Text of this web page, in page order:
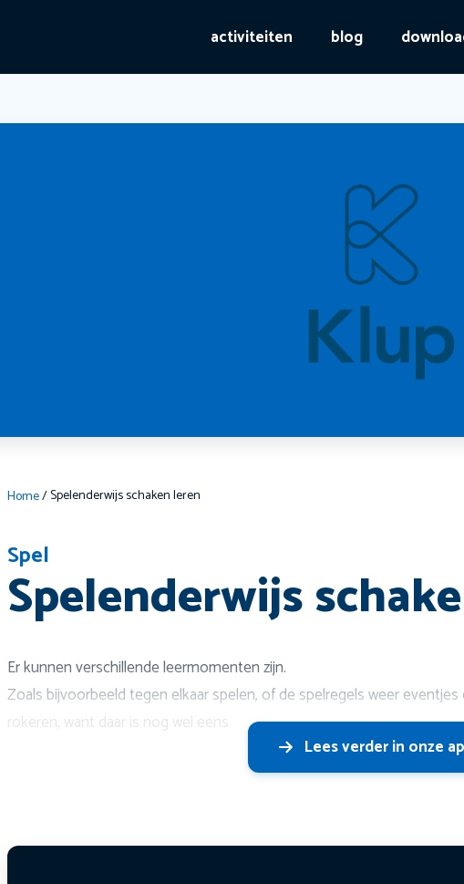
activiteiten blog
Home/Spelenderwijs schaken leren
Spel
Spelenderwijs
Er kunnen verschillende leermomenten zijn.
Zoals bijvoorbeeld tegen elkaar spelen, of de spelregels weer
rokeren, want daar is nog wel eens
Lees verder in onze